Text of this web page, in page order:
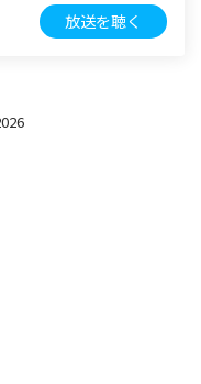
放送を聴く